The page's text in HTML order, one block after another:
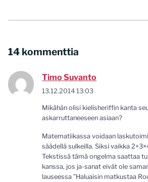
14 kommenttia
Timo Suvanto
13.12.2014 13:03
Mikähän olisi kielisheriffin kanta
askarruttaneeseen asiaan?
Matematiikassa voidaan
säädellä sulkeilla. Siksi vaikka
Tekstissä tämä ongelma saattaa
kanssa, jos ja-sanat eivät ole
lauseessa ”Haluaisin matkustaa